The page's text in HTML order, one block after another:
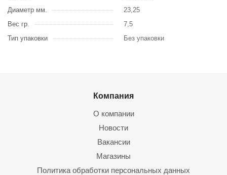
Диаметр мм.
23,25
Вес гр.
7,5
Тип упаковки
Без упаковки
Компания
О компании
Новости
Вакансии
Магазины
Политика обработки персональных данных